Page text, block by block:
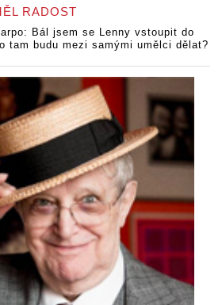
RADOST
Bál jsem se Lenny vstoupit do
tam budu mezi samými umělci dělat?